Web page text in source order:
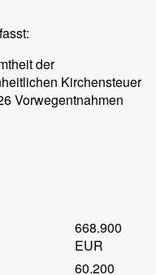
der
Kirchensteuer
Vorwegentnahmen
668.900
EUR
60.200